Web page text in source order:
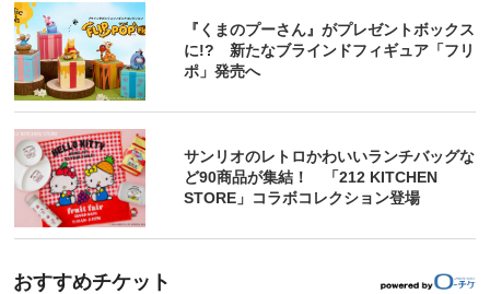
『くまのプーさん』がプレゼントボックス
に!? 新たなブラインドフィギュア「フリ
ポ」発売へ
サンリオのレトロかわいいランチバッグな
ど90商品が集結！ 「212 KITCHEN
STORE」コラボコレクション登場
おすすめチケット